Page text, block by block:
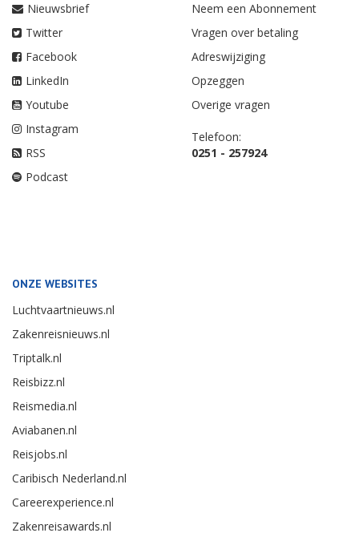
Nieuwsbrief
Twitter
Facebook
LinkedIn
Youtube
Instagram
RSS
Podcast
Neem een Abonnement
Vragen over betaling
Adreswijziging
Opzeggen
Overige vragen
Telefoon:
0251 - 257924
ONZE WEBSITES
Luchtvaartnieuws.nl
Zakenreisnieuws.nl
Triptalk.nl
Reisbizz.nl
Reismedia.nl
Aviabanen.nl
Reisjobs.nl
Caribisch Nederland.nl
Careerexperience.nl
Zakenreisawards.nl